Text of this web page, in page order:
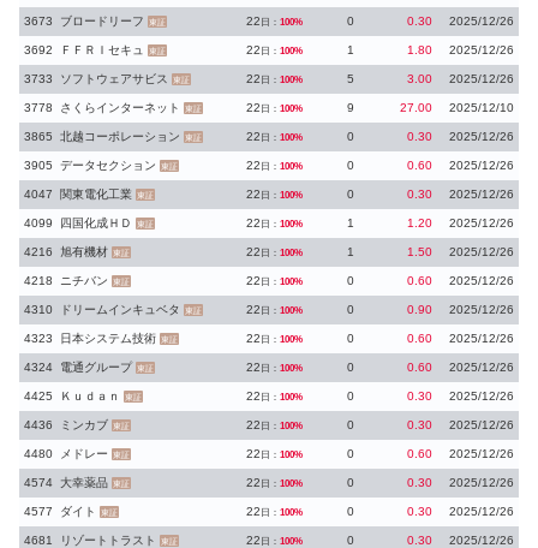
3673 ブロードリーフ 東証 22 日： 100% 0 0.30 2025/12/26
3692 ＦＦＲＩセキュ 東証 22 日： 100% 1 1.80 2025/12/26
3733 ソフトウェアサビス 東証 22 日： 100% 5 3.00 2025/12/26
3778 さくらインターネット 東証 22 日： 100% 9 27.00 2025/12/10
3865 北越コーポレーション 東証 22 日： 100% 0 0.30 2025/12/26
3905 データセクション 東証 22 日： 100% 0 0.60 2025/12/26
4047 関東電化工業 東証 22 日： 100% 0 0.30 2025/12/26
4099 四国化成ＨＤ 東証 22 日： 100% 1 1.20 2025/12/26
4216 旭有機材 東証 22 日： 100% 1 1.50 2025/12/26
4218 ニチバン 東証 22 日： 100% 0 0.60 2025/12/26
4310 ドリームインキュベタ 東証 22 日： 100% 0 0.90 2025/12/26
4323 日本システム技術 東証 22 日： 100% 0 0.60 2025/12/26
4324 電通グループ 東証 22 日： 100% 0 0.60 2025/12/26
4425 Ｋｕｄａｎ 東証 22 日： 100% 0 0.30 2025/12/26
4436 ミンカブ 東証 22 日： 100% 0 0.30 2025/12/26
4480 メドレー 東証 22 日： 100% 0 0.60 2025/12/26
4574 大幸薬品 東証 22 日： 100% 0 0.30 2025/12/26
4577 ダイト 東証 22 日： 100% 0 0.30 2025/12/26
4681 リゾートトラスト 東証 22 日： 100% 0 0.30 2025/12/26